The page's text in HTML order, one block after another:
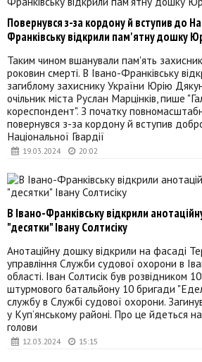
19.03.2024 20:02
Повернувся з-за кордону й вступив до
Франківську відкрили пам'ятну дошку
Таким чином вшанували пам'ять
роковин смерті. В Івано-Франківську
загиблому захиснику України Юрію
очільник міста Руслан Марцінків, пише
кореспондент". З початку
повернувся з-за кордону й вступив
Національної Гвардії
12.03.2024 15:15
В Івано-Франківську відкрили
"десятки" Івану Солтисіку
Анотаційну дошку відкрили на фасаді
управління Служби судової охорони в
області. Іван Солтисік був розвідником
штурмового батальйону 10 бригади
службу в Службі судової охорони.
у Куп’янському районі. Про це йдеться на
голови